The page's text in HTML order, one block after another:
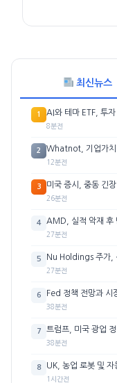
최신뉴스
1 AI와 테마 ETF, 투
8분전
2 Whatnot, 기업가치
12분전
3 미국 증시, 중동 긴
26분전
4 AMD, 실적 악재 후
27분전
5 Nu Holdings 주가,
27분전
6 Fed 정책 전망과 시
38분전
7 트럼프, 미국 광업
38분전
8 UK, 농업 로봇 및 자
1시간전